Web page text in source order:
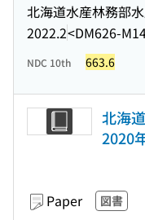
北海道水産林務部
2022.2<DM626-
NDC 10th 663.6
北海
2020
Paper 図書